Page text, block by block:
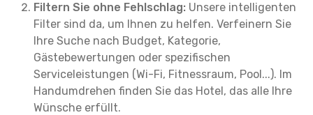
Filtern Sie ohne Fehlschlag: Unsere intelligenten
Filter sind da, um Ihnen zu helfen. Verfeinern Sie
Ihre Suche nach Budget, Kategorie,
Gästebewertungen oder spezifischen
Serviceleistungen (Wi-Fi, Fitnessraum, Pool...). Im
Handumdrehen finden Sie das Hotel, das alle Ihre
Wünsche erfüllt.